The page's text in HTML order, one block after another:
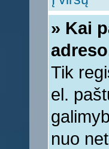
» Kai
Tik
el.
nuo